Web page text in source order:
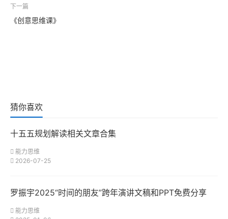
下一篇
《创意思维课》
猜你喜欢
十五五规划解读相关文章合集
能力思维
2026-07-25
罗振宇2025“时间的朋友”跨年演讲文稿和PPT免费分享
能力思维